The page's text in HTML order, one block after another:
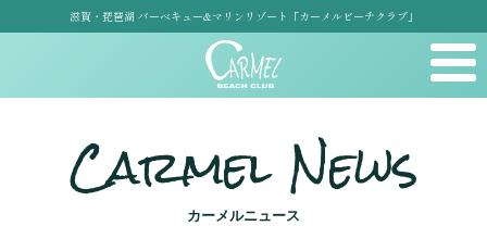
滋賀・琵琶湖 バーベキュー&マリンリゾート「カーメルビーチクラブ」
Carmel News
カーメルニュース